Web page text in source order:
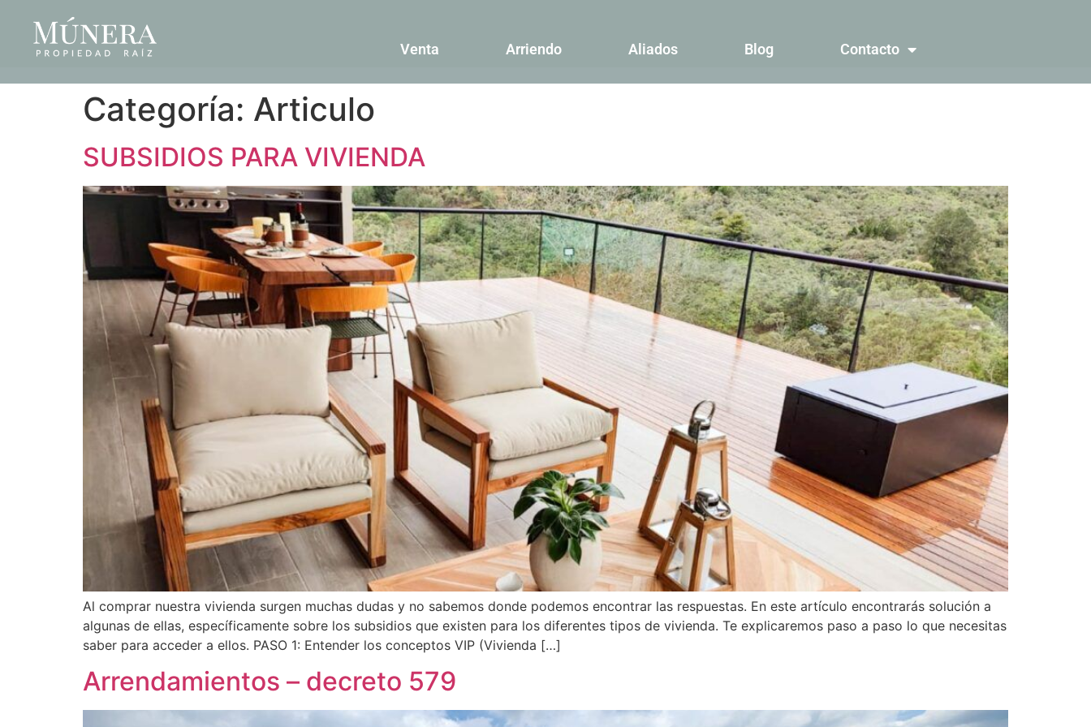
Venta Arriendo Aliados Blog Contacto
Categoría: Articulo
SUBSIDIOS PARA VIVIENDA
Al comprar nuestra vivienda surgen muchas dudas y no sabemos donde podemos encontrar las respuestas. En este artículo encontrarás solución a
algunas de ellas, específicamente sobre los subsidios que existen para los diferentes tipos de vivienda. Te explicaremos paso a paso lo que necesitas
saber para acceder a ellos. PASO 1: Entender los conceptos VIP (Vivienda […]
Arrendamientos – decreto 579